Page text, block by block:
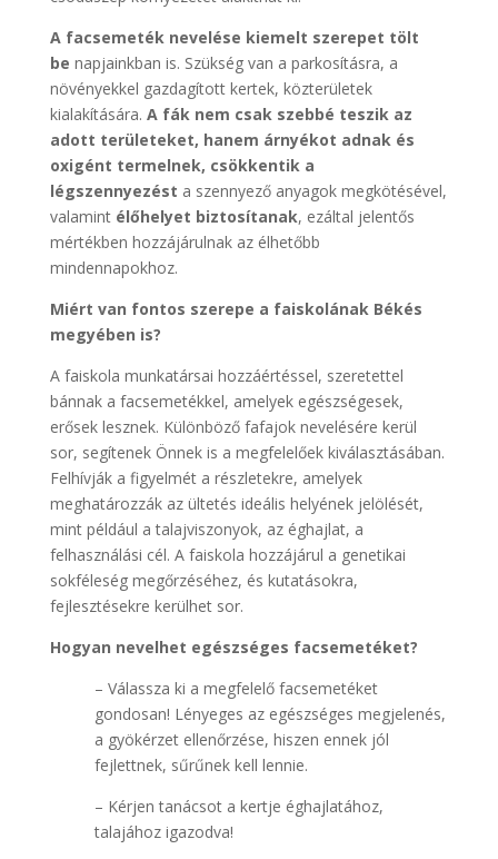
A facsemeték nevelése kiemelt szerepet tölt
be napjainkban is. Szükség van a parkosításra, a
növényekkel gazdagított kertek, közterületek
kialakítására. A fák nem csak szebbé teszik az
adott területeket, hanem árnyékot adnak és
oxigént termelnek, csökkentik a
légszennyezést a szennyező anyagok megkötésével,
valamint élőhelyet biztosítanak, ezáltal jelentős
mértékben hozzájárulnak az élhetőbb
mindennapokhoz.
Miért van fontos szerepe a faiskolának Békés
megyében is?
A faiskola munkatársai hozzáértéssel, szeretettel
bánnak a facsemetékkel, amelyek egészségesek,
erősek lesznek. Különböző fafajok nevelésére kerül
sor, segítenek Önnek is a megfelelőek kiválasztásában.
Felhívják a figyelmét a részletekre, amelyek
meghatározzák az ültetés ideális helyének jelölését,
mint például a talajviszonyok, az éghajlat, a
felhasználási cél. A faiskola hozzájárul a genetikai
sokféleség megőrzéséhez, és kutatásokra,
fejlesztésekre kerülhet sor.
Hogyan nevelhet egészséges facsemetéket?
– Válassza ki a megfelelő facsemetéket
gondosan! Lényeges az egészséges megjelenés,
a gyökérzet ellenőrzése, hiszen ennek jól
fejlettnek, sűrűnek kell lennie.
– Kérjen tanácsot a kertje éghajlatához,
talajához igazodva!